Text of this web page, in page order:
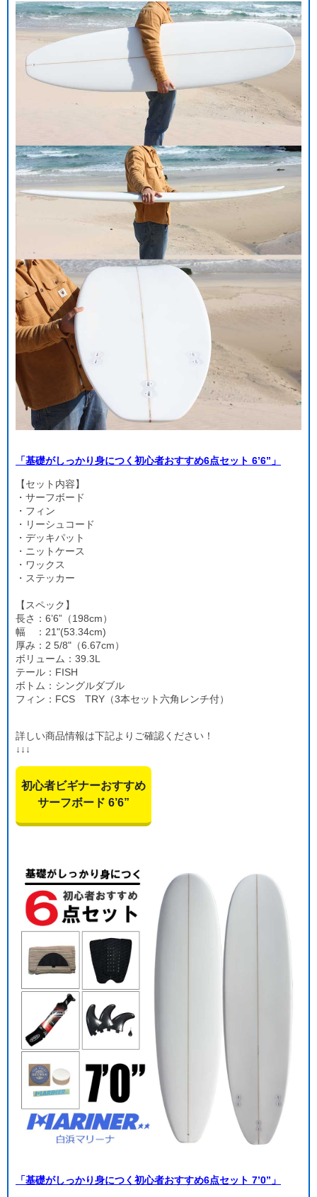
「基礎がしっかり身につく初心者おすすめ6点セット 6’6”」
【セット内容】
・サーフボード
・フィン
・リーシュコード
・デッキパット
・ニットケース
・ワックス
・ステッカー
【スペック】
長さ：6’6”（198cm）
幅 ：21"(53.34cm)
厚み：2 5/8"（6.67cm）
ボリューム：39.3L
テール：FISH
ボトム：シングルダブル
フィン：FCS TRY（3本セット六角レンチ付）
詳しい商品情報は下記よりご確認ください！
↓↓↓
初心者ビギナーおすすめ
サーフボード 6’6”
「基礎がしっかり身につく初心者おすすめ6点セット 7’0”」